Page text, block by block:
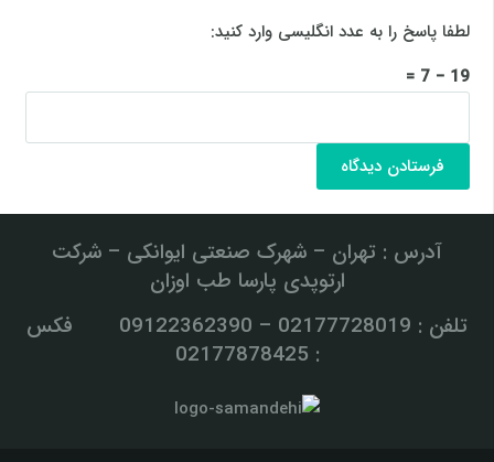
لطفا پاسخ را به عدد انگلیسی وارد کنید:
19 − 7 =
فرستادن دیدگاه
آدرس : تهران – شهرک صنعتی ایوانکی – شرکت
ارتوپدی پارسا طب اوزان
تلفن : 02177728019 – 09122362390 فکس
: 02177878425